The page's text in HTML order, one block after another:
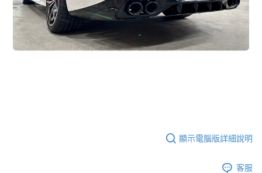
顯示電腦版詳細說明
客服